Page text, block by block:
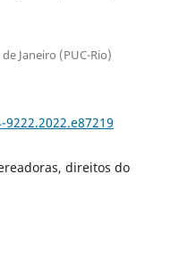
Janeiro (PUC-Rio)
direitos do